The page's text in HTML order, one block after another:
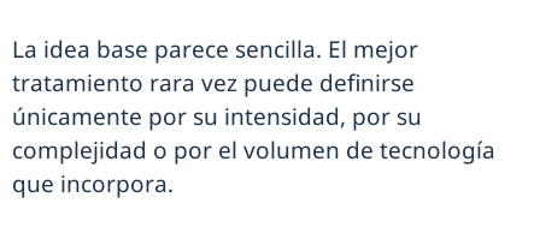
La idea base parece sencilla. El mejor
tratamiento rara vez puede definirse
únicamente por su intensidad, por su
complejidad o por el volumen de tecnología
que incorpora.